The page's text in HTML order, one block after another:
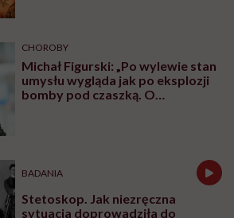
CHOROBY
Michał Figurski: „Po wylewie stan
umysłu wygląda jak po eksplozji
bomby pod czaszką. O
BADANIA
Stetoskop. Jak niezręczna
sytuacja doprowadziła do